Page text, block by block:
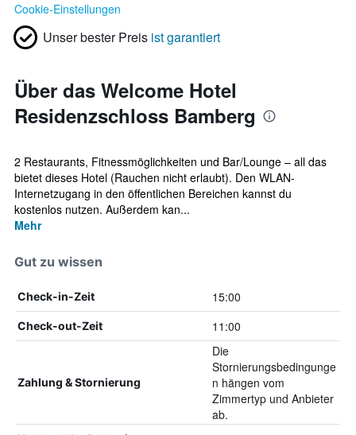
Cookie-Einstellungen
Unser bester Preis ist garantiert
Über das Welcome Hotel
Residenzschloss Bamberg
2 Restaurants, Fitnessmöglichkeiten und Bar/Lounge – all das
bietet dieses Hotel (Rauchen nicht erlaubt). Den WLAN-
Internetzugang in den öffentlichen Bereichen kannst du
kostenlos nutzen. Außerdem kan...
Mehr
Gut zu wissen
Check-in-Zeit 15:00
Check-out-Zeit 11:00
Zahlung & Stornierung
Die
Stornierungsbedingunge
n hängen vom
Zimmertyp und Anbieter
ab.